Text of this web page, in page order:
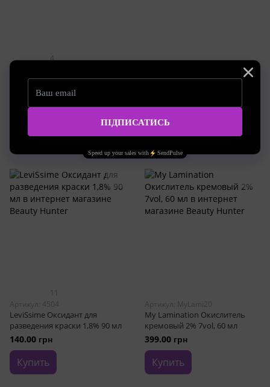
4
Thuya окислитель кремовый
3%, 14 мл
318.00 грн
Thuya окислитель кремовый
460.00 грн
Купить
Артикул: 4504
LeviSsime Оксидант для
разведения краски 1,8% 90 мл
140.00 грн
Купить
Артикул: MyLami20
My Lamination Окислитель
кремовый 2% 7vol, 60 мл
399.00 грн
Купить